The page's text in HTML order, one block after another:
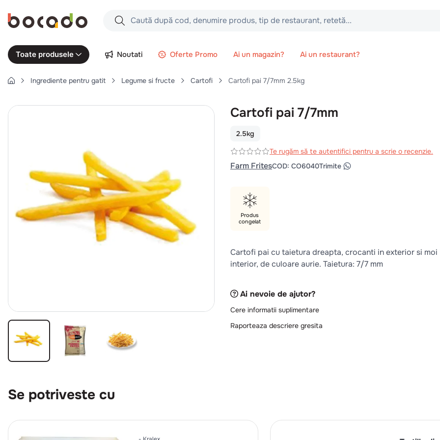
Caută după cod, denumire produs, tip de restaurant, retetă...
Căutări populare
3. pui
7.
8. aripi
9. croissant
10
pizza
Toate produsele Noutati Oferte Promo Ai un magazin? Ai un restaurant?
Ingrediente pentru gatit Legume si fructe Cartofi Cartofi pai 7/7mm 2.5kg
Cartofi pai 7/7mm
2.5kg
Te rugăm să te autentifici pentru a scrie o recenzie.
Farm FritesCOD: CO6040Trimite
Produs
congelat
Cartofi pai cu taietura dreapta, crocanti in exterior si moi
interior, de culoare aurie. Taietura: 7/7 mm
Ai nevoie de ajutor?
Cere informatii suplimentare
Raporteaza descriere gresita
Se potriveste cu